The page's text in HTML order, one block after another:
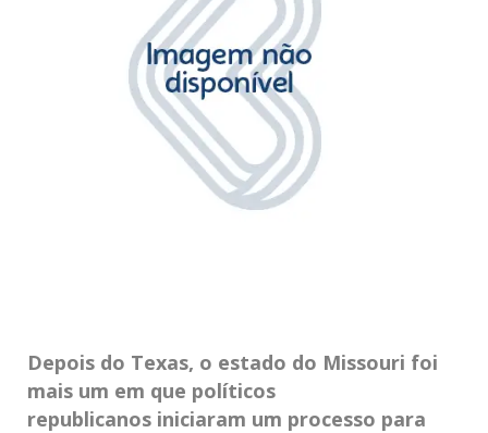
Depois do Texas, o estado do Missouri foi
mais um em que políticos
republicanos iniciaram um processo para